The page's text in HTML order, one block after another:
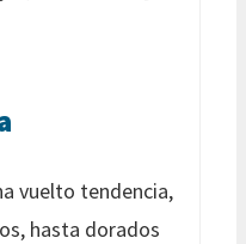
vuelto tendencia,
hasta dorados